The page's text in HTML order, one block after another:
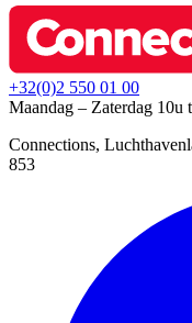
+32(0)2 550 01 00
Maandag – Zaterdag 10u
Connections,
853